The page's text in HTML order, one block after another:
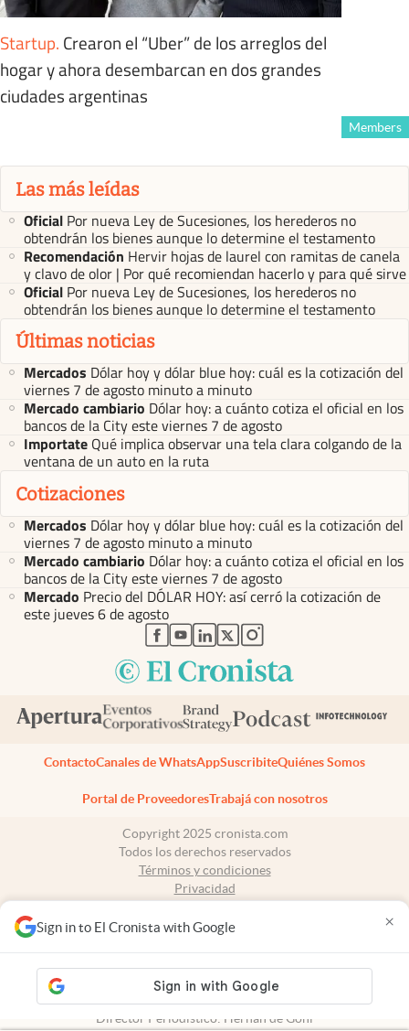
Sign in to El Cronista with Google ×
Startup. Crearon el “Uber” de los arreglos del
hogar y ahora desembarcan en dos grandes
ciudades argentinas
Members
Las más leídas
Oficial Por nueva Ley de Sucesiones, los herederos no
obtendrán los bienes aunque lo determine el testamento
Recomendación Hervir hojas de laurel con ramitas de canela
y clavo de olor | Por qué recomiendan hacerlo y para qué sirve
Oficial Por nueva Ley de Sucesiones, los herederos no
obtendrán los bienes aunque lo determine el testamento
Últimas noticias
Mercados Dólar hoy y dólar blue hoy: cuál es la cotización del
viernes 7 de agosto minuto a minuto
Mercado cambiario Dólar hoy: a cuánto cotiza el oficial en los
bancos de la City este viernes 7 de agosto
Importate Qué implica observar una tela clara colgando de la
ventana de un auto en la ruta
Cotizaciones
Mercados Dólar hoy y dólar blue hoy: cuál es la cotización del
viernes 7 de agosto minuto a minuto
Mercado cambiario Dólar hoy: a cuánto cotiza el oficial en los
bancos de la City este viernes 7 de agosto
Mercado Precio del DÓLAR HOY: así cerró la cotización de
este jueves 6 de agosto
abre en nueva pestaña
abre en nueva pestaña
abre en nueva pestaña
abre en nueva pestaña
abre en nueva pestaña
ContactoCanales de WhatsAppSuscribiteQuiénes Somos
Portal de ProveedoresTrabajá con nosotros
Copyright 2025 cronista.com
Todos los derechos reservados
Términos y condiciones
Privacidad
Tel: +54 11 7078-3270
propiedad intelectual: 56576959
N° de edición: 10.950 - 7 de agosto de 2026
Director Periodístico: Hernán de Goñi